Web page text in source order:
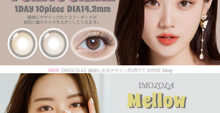
NEW【IMOLOLA】繊細な水光デザインPURITY SHINE1day